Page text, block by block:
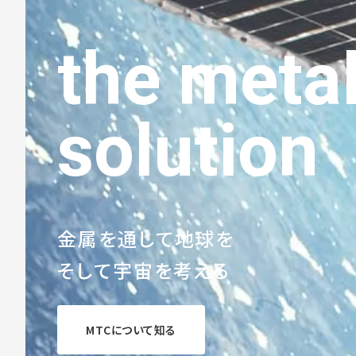
the
solution
金属を通して地球を
そして宇宙を考える
MTCについて知る